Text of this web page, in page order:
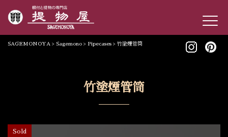
SAGEMONOYA > Sagemono > Pipecases > 竹塗煙管筒
竹塗煙管筒
Sold